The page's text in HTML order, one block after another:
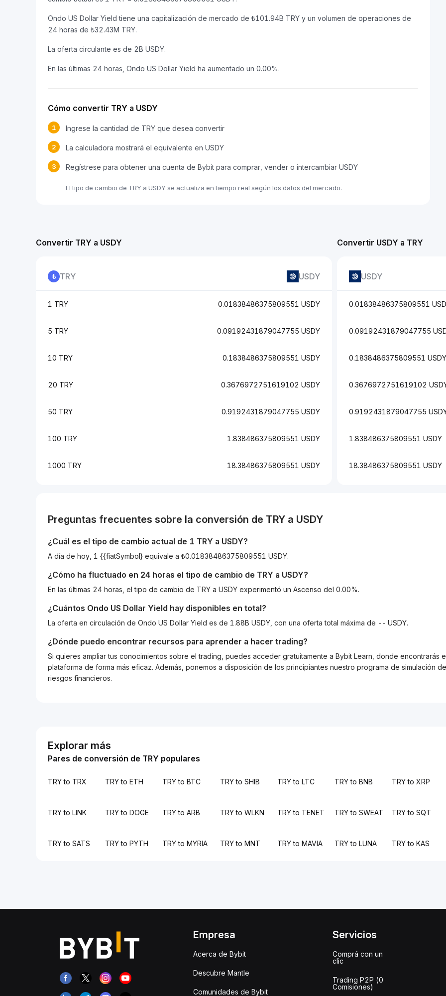
Ondo US Dollar Yield tiene una capitalización de mercado de ₺101.94B TRY y un volumen de operaciones de
24 horas de ₺32.43M TRY.
La oferta circulante es de 2B USDY.
En las últimas 24 horas, Ondo US Dollar Yield ha aumentado un 0.00%.
Cómo convertir TRY a USDY
1 Ingrese la cantidad de TRY que desea convertir
2 La calculadora mostrará el equivalente en USDY
3 Regístrese para obtener una cuenta de Bybit para comprar, vender o intercambiar USDY
El tipo de cambio de TRY a USDY se actualiza en tiempo real según los datos del mercado.
Convertir USDY a TRY
USDY
0.01838486375809551
0.09192431879047755
0.1838486375809551 USDY
0.3676972751619102
0.9192431879047755
1.838486375809551 USDY
18.38486375809551 USDY
Convertir TRY a USDY
TRY USDY
1 TRY 0.01838486375809551 USDY
5 TRY 0.09192431879047755 USDY
10 TRY 0.1838486375809551 USDY
20 TRY 0.3676972751619102 USDY
50 TRY 0.9192431879047755 USDY
100 TRY 1.838486375809551 USDY
1000 TRY 18.38486375809551 USDY
Preguntas frecuentes sobre la conversión de TRY a USDY
¿Cuál es el tipo de cambio actual de 1 TRY a USDY?
A día de hoy, 1 {{fiatSymbol} equivale a ₺0.01838486375809551 USDY.
¿Cómo ha fluctuado en 24 horas el tipo de cambio de TRY a USDY?
En las últimas 24 horas, el tipo de cambio de TRY a USDY experimentó un Ascenso del 0.00%.
¿Cuántos Ondo US Dollar Yield hay disponibles en total?
La oferta en circulación de Ondo US Dollar Yield es de 1.88B USDY, con una oferta total máxima de -- USDY.
¿Dónde puedo encontrar recursos para aprender a hacer trading?
Si quieres ampliar tus conocimientos sobre el trading, puedes acceder gratuitamente a Bybit Learn, donde encontrarás
plataforma de forma más eficaz. Además, ponemos a disposición de los principiantes nuestro programa de simulación
riesgos financieros.
Explorar más
Pares de conversión de TRY populares
TRY to TRX TRY to ETH TRY to BTC TRY to SHIB TRY to LTC TRY to BNB TRY to XRP
TRY to LINK TRY to DOGE TRY to ARB TRY to WLKN TRY to TENET TRY to SWEAT TRY to SQT
TRY to SATS TRY to PYTH TRY to MYRIA TRY to MNT TRY to MAVIA TRY to LUNA TRY to KAS
Empresa
Acerca de Bybit
Descubre Mantle
Comunidades de Bybit
Servicios
Comprá con un
clic
Trading P2P (0
Comisiones)